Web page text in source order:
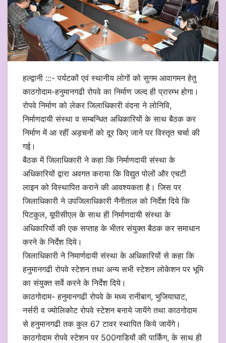
हल्द्वानी :::- पर्यटकों एवं स्थानीय लोगों को सुगम आवागमन हेतु
काठगोदाम-हनुमानगढी रोपवे का निर्माण जल्द ही प्रारम्भ होगा।
रोपवे निर्माण को लेकर जिलाधिकारी वंदना ने लोनिवि,
निर्माणदायी संस्था व सम्बन्धित अधिकारियों के साथ बैठक कर
निर्माण में आ रहीं अड़चनों को दूर किए जाने पर विस्तृत चर्चा की
गई।
बैठक में जिलाधिकारी ने कहा कि निर्माणदायी संस्था के
अधिकारियों द्वारा अवगत कराया कि विद्युत पोलों और एचटी
लाइन को विस्थापित कराने की आवश्यकता है। जिस पर
जिलाधिकारी ने उपजिलाधिकारी नैनीताल को निर्देश दिये कि
पिटकुल, यूपीसीएल के साथ ही निर्माणदायी संस्था के
अधिकारियों की एक सप्ताह के भीतर संयुक्त बैठक कर समाधान
करने के निर्देश दिये।
जिलाधिकारी ने निमार्णदायी संस्था के अधिकारियों से कहा कि
हनुमानगढी रोपवे स्टेशन तथा अन्य सभी स्टेशन लोकेशन पर भूमि
का संयुक्त सर्वे करने के निर्देश दिये।
काठगोदाम- हनुमानगढी रोपवे के मध्य रानीबाग, भुजियाघाट,
नर्सरी व ज्योलिकोट रोपवे स्टेशन बनाये जायेंगे तथा काठगोदाम
से हनुमानगढी तक कुल 67 टावर स्थापित किये जायेंगे।
काठगोदाम रोपवे स्टेशन पर 500गाडियों की पार्किंग, के साथ ही